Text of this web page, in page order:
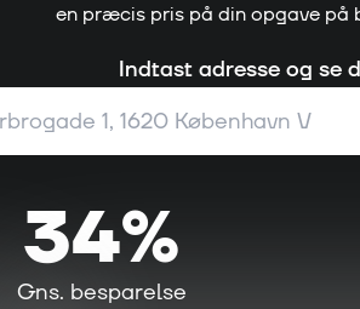
en præcis pris på din opgave på
Indtast adresse og se
34%
Gns. besparelse